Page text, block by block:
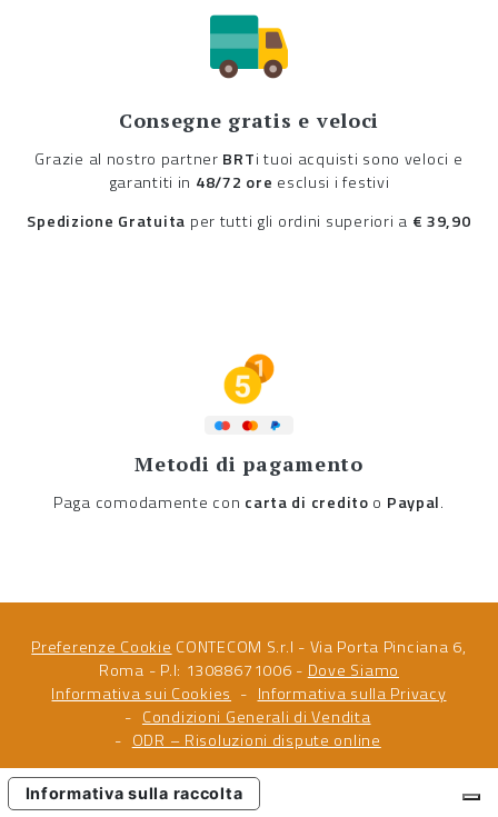
Consegne gratis e veloci
Grazie al nostro partner BRTi tuoi acquisti sono veloci e
garantiti in 48/72 ore esclusi i festivi
Spedizione Gratuita per tutti gli ordini superiori a € 39,90
Metodi di pagamento
Paga comodamente con carta di credito o Paypal.
Preferenze Cookie CONTECOM S.r.l - Via Porta Pinciana 6,
Roma - P.I: 13088671006 - Dove Siamo
Informativa sui Cookies
Informativa sulla Privacy
Condizioni Generali di Vendita
ODR – Risoluzioni dispute online
Informativa sulla raccolta